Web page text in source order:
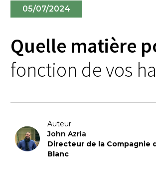
05/07/2024
Quelle matière
fonction de vos
Auteur
John Azria
Directeur de la Compagnie
Blanc